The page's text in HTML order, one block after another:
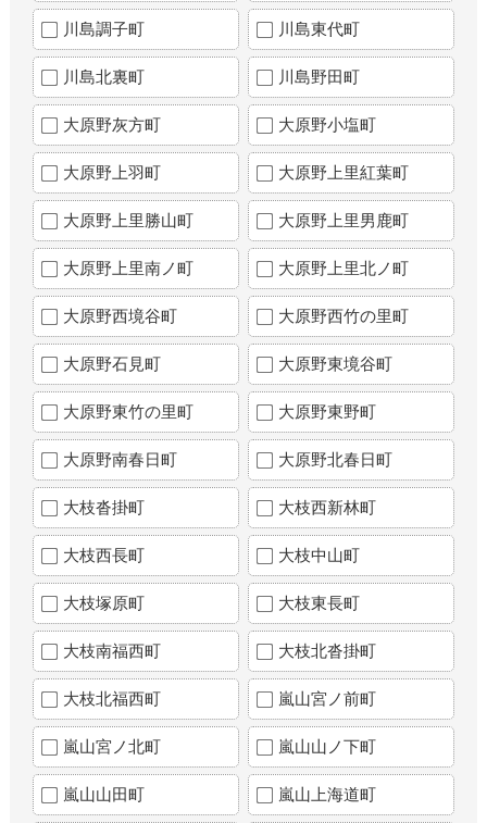
川島調子町 川島東代町
川島北裏町 川島野田町
大原野灰方町 大原野小塩町
大原野上羽町 大原野上里紅葉町
大原野上里勝山町 大原野上里男鹿町
大原野上里南ノ町 大原野上里北ノ町
大原野西境谷町 大原野西竹の里町
大原野石見町 大原野東境谷町
大原野東竹の里町 大原野東野町
大原野南春日町 大原野北春日町
大枝沓掛町 大枝西新林町
大枝西長町 大枝中山町
大枝塚原町 大枝東長町
大枝南福西町 大枝北沓掛町
大枝北福西町 嵐山宮ノ前町
嵐山宮ノ北町 嵐山山ノ下町
嵐山山田町 嵐山上海道町